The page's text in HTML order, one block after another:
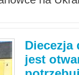
Diecezja
jest